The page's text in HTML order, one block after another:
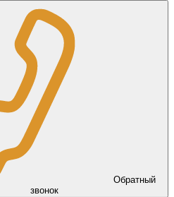
Обратный
звонок